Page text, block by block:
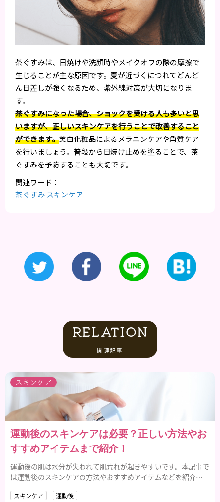
茶ぐすみは、日焼けや洗顔時やメイクオフの際の摩擦で
生じることが主な原因です。夏が近づくにつれてどんど
ん日差しが強くなるため、紫外線対策が大切になりま
す。
茶ぐすみになった場合、ショックを受ける人も多いと思
いますが、正しいスキンケアを行うことで改善すること
ができます。美白化粧品によるメラニンケアや角質ケア
を行いましょう。普段から日焼け止めを塗ることで、茶
ぐすみを予防することも大切です。
茶ぐすみ スキンケア
RELATION
関連記事
スキンケア
運動後のスキンケアは必要？正しい方法やお
すすめアイテムまで紹介！
運動後の肌は水分が失われて肌荒れが起きやすいです。本記事で
は運動後のスキンケアの方法やおすすめアイテムなどを紹介し
スキンケア 運動後